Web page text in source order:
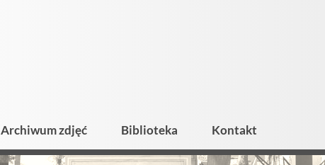
Archiwum zdjęć Biblioteka Kontakt